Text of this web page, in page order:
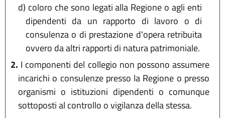
d) coloro che sono legati alla Regione o agli enti
dipendenti da un rapporto di lavoro o di
consulenza o di prestazione d'opera retribuita
ovvero da altri rapporti di natura patrimoniale.
2. I componenti del collegio non possono assumere
incarichi o consulenze presso la Regione o presso
organismi o istituzioni dipendenti o comunque
sottoposti al controllo o vigilanza della stessa.